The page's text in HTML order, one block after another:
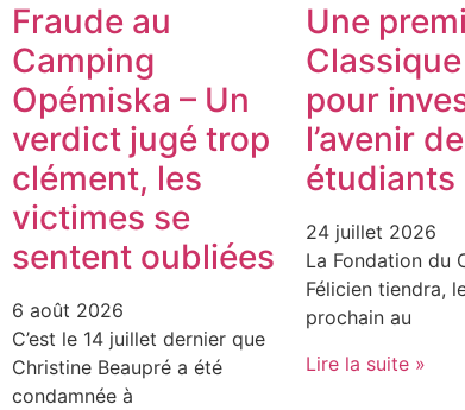
Fraude au
Camping
Opémiska – Un
verdict jugé trop
clément, les
victimes se
sentent oubliées
6 août 2026
C’est le 14 juillet dernier que
Christine Beaupré a été
condamnée à
Une
pour
l’avenir
étudiants
24 juillet 2026
La Fondation du
Félicien tiendra,
prochain au
Lire la suite »